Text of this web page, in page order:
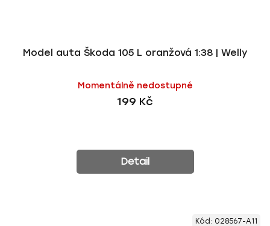
Model auta Škoda 105 L oranžová 1:38 | Welly
Momentálně nedostupné
199 Kč
Detail
Kód: 028567-A11